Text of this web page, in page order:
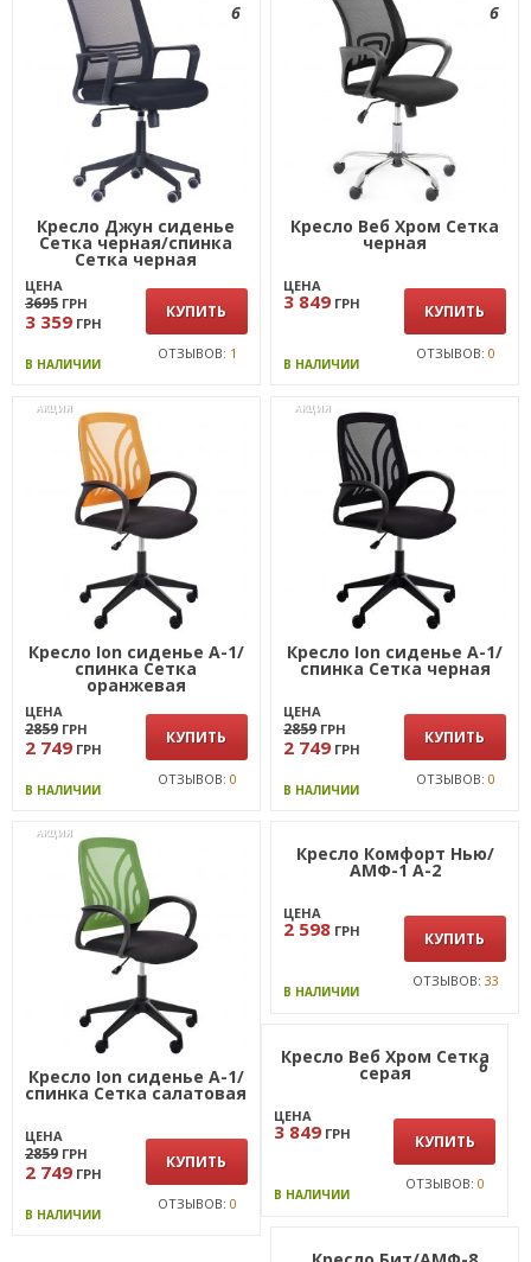
6
Кресло Джун сиденье
Сетка черная/спинка
Сетка черная
ЦЕНА
3695 ГРН
3 359 ГРН
КУПИТЬ
В НАЛИЧИИ
ОТЗЫВОВ: 1
6
Кресло Веб Хром Сетка
черная
ЦЕНА
3 849 ГРН КУПИТЬ
В НАЛИЧИИ
ОТЗЫВОВ: 0
АКЦИЯ
Кресло Ion сиденье А-1/
спинка Сетка
оранжевая
ЦЕНА
2859 ГРН
2 749 ГРН
КУПИТЬ
В НАЛИЧИИ
ОТЗЫВОВ: 0
АКЦИЯ
Кресло Ion сиденье А-1/
спинка Сетка черная
ЦЕНА
2859 ГРН
2 749 ГРН
КУПИТЬ
В НАЛИЧИИ
ОТЗЫВОВ: 0
АКЦИЯ
Кресло Ion сиденье А-1/
спинка Сетка салатовая
ЦЕНА
2859 ГРН
2 749 ГРН
КУПИТЬ
В НАЛИЧИИ
ОТЗЫВОВ: 0
Кресло Комфорт Нью/
ЦЕНА
КУПИТЬ